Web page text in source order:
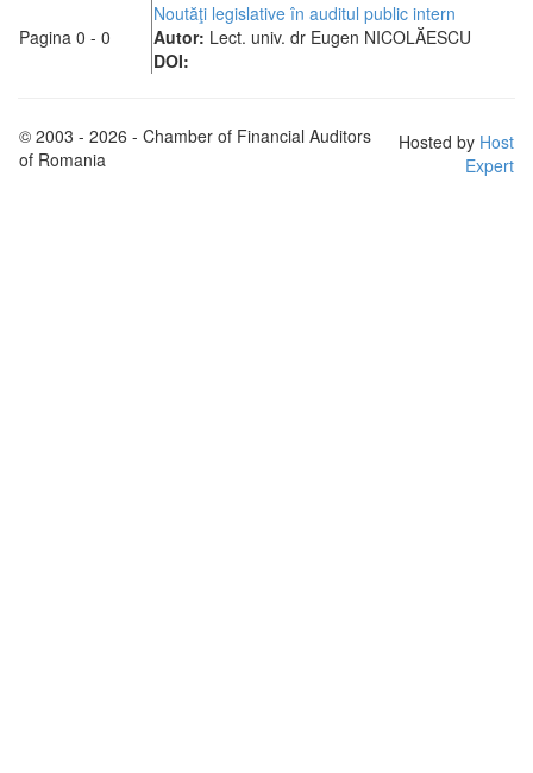
Pagina 0 - 0
Noutăţi legislative în auditul public intern
Autor: Lect. univ. dr Eugen NICOLĂESCU
DOI:
© 2003 - 2026 - Chamber of Financial Auditors
of Romania
Hosted by Host
Expert